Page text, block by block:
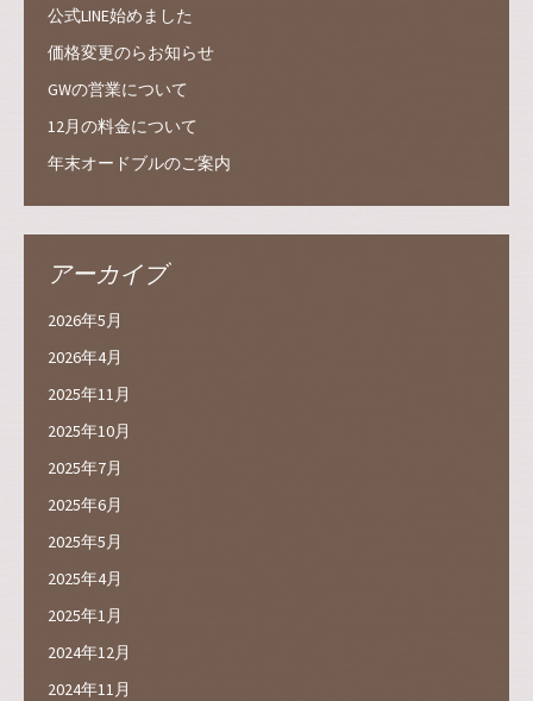
公式LINE始めました
価格変更のらお知らせ
GWの営業について
12月の料金について
年末オードブルのご案内
アーカイブ
2026年5月
2026年4月
2025年11月
2025年10月
2025年7月
2025年6月
2025年5月
2025年4月
2025年1月
2024年12月
2024年11月